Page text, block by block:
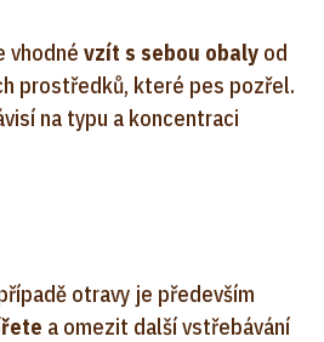
vhodné vzít s sebou obaly od
prostředků, které pes pozřel.
na typu a koncentraci
otravy je především
a omezit další vstřebávání